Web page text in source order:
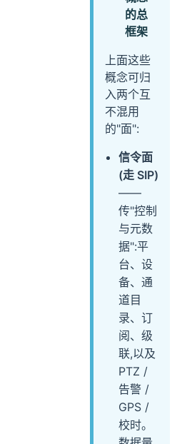
的总
框架
上面这些
概念可归
入两个互
不混用
的"面":
信令面
(走 SIP)
——
传"控制
与元数
据":平
台、设
备、通
道目
录、订
阅、级
联,以及
PTZ /
告警 /
GPS /
校时。